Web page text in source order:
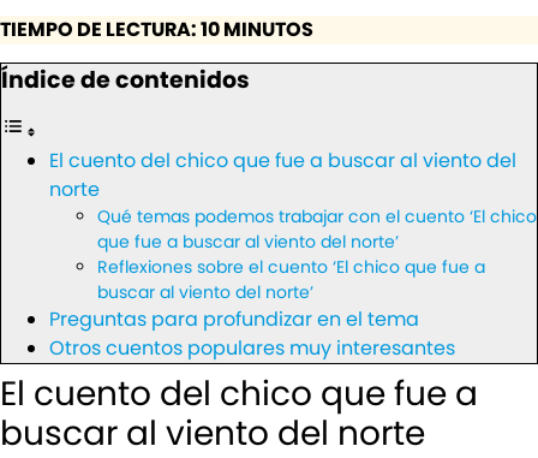
TIEMPO DE LECTURA: 10 MINUTOS
Índice de contenidos
El cuento del chico que fue a buscar al viento del
norte
Qué temas podemos trabajar con el cuento ‘El chico
que fue a buscar al viento del norte’
Reflexiones sobre el cuento ‘El chico que fue a
buscar al viento del norte’
Preguntas para profundizar en el tema
Otros cuentos populares muy interesantes
El cuento del chico que fue a
buscar al viento del norte